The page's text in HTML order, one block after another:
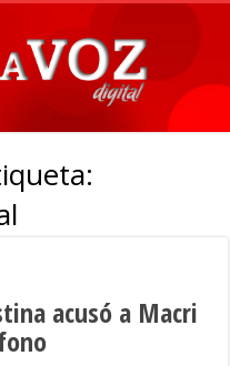
acusó a Macri